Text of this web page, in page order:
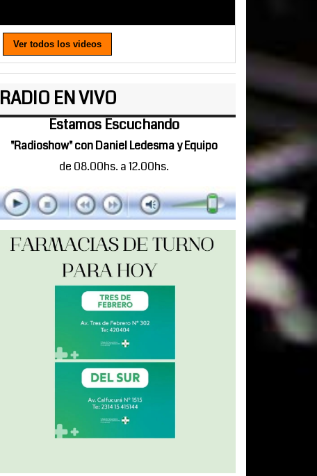
Ver todos los videos
RADIO EN VIVO
Estamos Escuchando
"Radioshow" con Daniel Ledesma y Equipo
de 08.00hs. a 12.00hs.